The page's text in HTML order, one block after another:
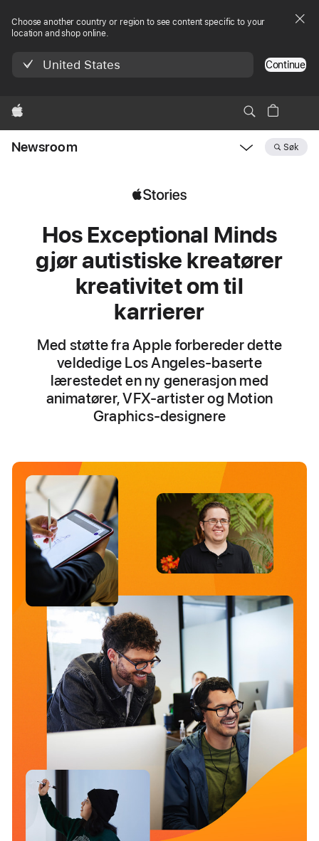
Choose another country or region to see content specific to your
location and shop online.
United States Continue
Apple
Newsroom Søk
Hos Exceptional Minds
gjør autistiske kreatører
kreativitet om til
karrierer
Med støtte fra Apple forbereder dette
veldedige Los Angeles-baserte
lærestedet en ny generasjon med
animatører, VFX-artister og Motion
Graphics-designere